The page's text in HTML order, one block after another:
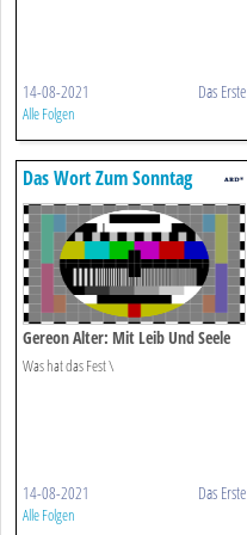
14-08-2021 Das Erste
Alle Folgen
Das Wort Zum Sonntag
Gereon Alter: Mit Leib Und Seele
Was hat das Fest \
14-08-2021 Das Erste
Alle Folgen